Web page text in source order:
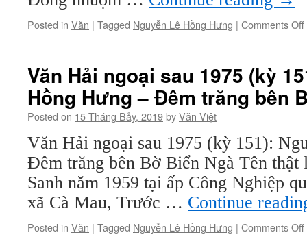
Posted in Văn | Tagged Nguyễn Lê Hồng Hưng | Comments Off
Văn Hải ngoại sau 1975 (kỳ
Hồng Hưng – Đêm trăng bên
Posted on 15 Tháng Bảy, 2019byVăn Việt
Văn Hải ngoại sau 1975 (kỳ 151):
Đêm trăng bên Bờ Biển Ngà Tên thật
Sanh năm 1959 tại ấp Công Nghiệp
xã Cà Mau, Trước … Continue
Posted in Văn | Tagged Nguyễn Lê Hồng Hưng | Comments Off